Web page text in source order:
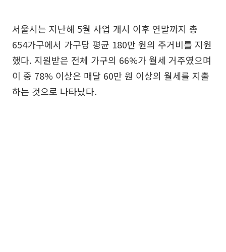
서울시는 지난해 5월 사업 개시 이후 연말까지 총
654가구에서 가구당 평균 180만 원의 주거비를 지원
했다. 지원받은 전체 가구의 66%가 월세 거주였으며
이 중 78% 이상은 매달 60만 원 이상의 월세를 지출
하는 것으로 나타났다.